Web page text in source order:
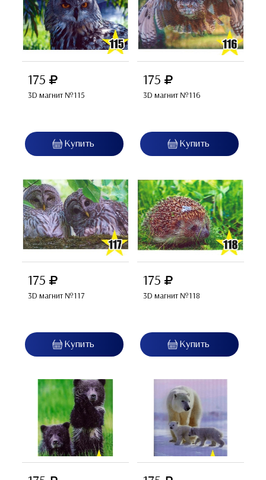
175
3D магнит №115
175
3D магнит №116
175
3D магнит №117
175
3D магнит №118